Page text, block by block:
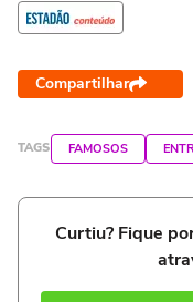
Compartilhar
TAGS FAMOSOS
Curtiu? Fique